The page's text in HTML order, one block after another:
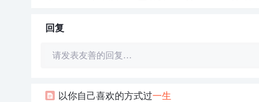
回复
请发表友善的回复…
以你自己喜欢的方式过一生